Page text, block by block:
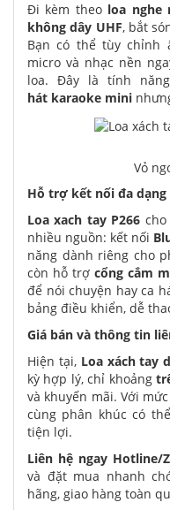
Đi kèm theo loa nghe
không dây UHF, bắt
Bạn có thể tùy chỉnh
micro và nhạc nền
loa. Đây là tính
hát karaoke mini
Vỏ
Hỗ trợ kết nối đa dạng
Loa xach tay P266
nhiều nguồn: kết nối
năng dành riêng cho
còn hỗ trợ cổng cắm
để nói chuyện hay ca
bảng điều khiển, dễ
Giá bán và thông tin
Hiện tại, Loa xách tay
kỳ hợp lý, chỉ khoảng
và khuyến mãi. Với
cùng phân khúc có
tiện lợi.
Liên hệ ngay Hotline/
và đặt mua nhanh
hãng, giao hàng toàn